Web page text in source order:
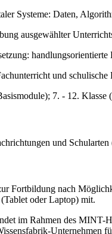
Systeme: Daten,
ausgewählter
handlungsorientierte
und schulische
7. - 12. Klasse
und
Fortbildung nach
oder Laptop) mit.
im Rahmen des MINT-
Unternehmen